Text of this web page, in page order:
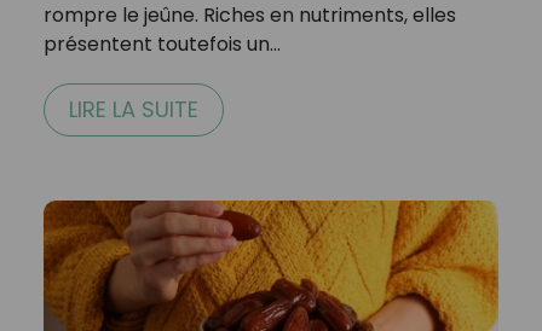
rompre le jeûne. Riches en nutriments, elles
présentent toutefois un…
LIRE LA SUITE